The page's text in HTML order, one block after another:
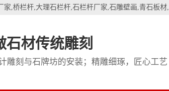
家,桥栏杆,大理石栏杆,石栏杆厂家,石雕壁画,青石板材,
石材传统雕刻
雕刻与石牌坊的安装；精雕细琢，匠心工艺